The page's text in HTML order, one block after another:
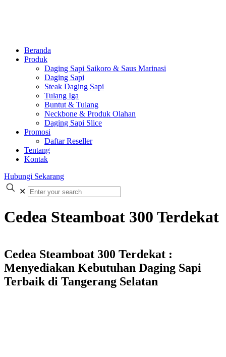
Beranda
Produk
Daging Sapi Saikoro & Saus Marinasi
Daging Sapi
Steak Daging Sapi
Tulang Iga
Buntut & Tulang
Neckbone & Produk Olahan
Daging Sapi Slice
Promosi
Daftar Reseller
Tentang
Kontak
Hubungi Sekarang
✕
Cedea Steamboat 300 Terdekat
Cedea Steamboat 300 Terdekat :
Menyediakan Kebutuhan Daging Sapi
Terbaik di Tangerang Selatan